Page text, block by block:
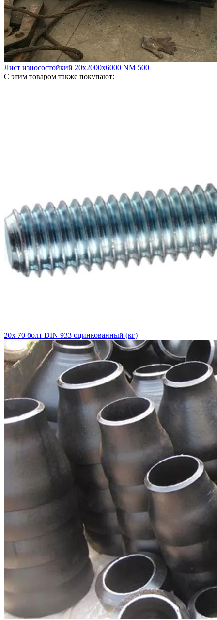
Лист износостойкий 20х2000х6000 NM 500
С этим товаром также покупают:
20х 70 болт DIN 933 оцинкованный (кг)